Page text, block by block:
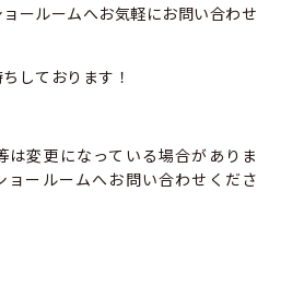
ールームへお気軽にお問い合わせ
しております！
変更になっている場合がありま
ョールームへお問い合わせくださ